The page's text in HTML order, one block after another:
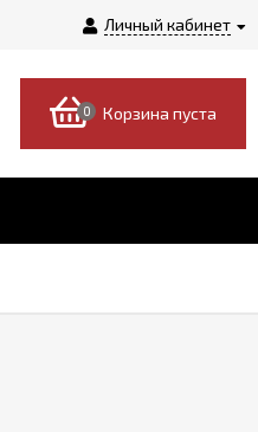
Личный кабинет
0 Корзина пуста